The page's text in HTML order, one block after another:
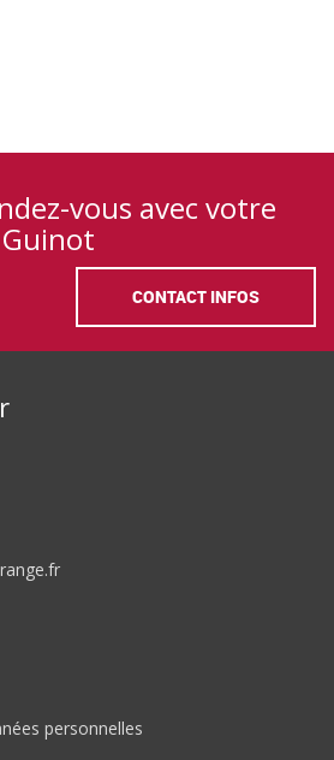
vous avec votre
CONTACT INFOS
personnelles